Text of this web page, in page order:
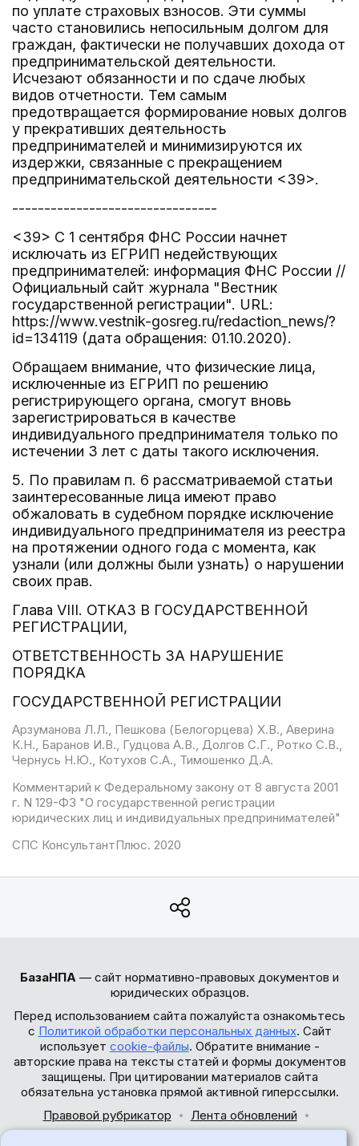
по уплате страховых взносов. Эти суммы
часто становились непосильным долгом для
граждан, фактически не получавших дохода от
предпринимательской деятельности.
Исчезают обязанности и по сдаче любых
видов отчетности. Тем самым
предотвращается формирование новых долгов
у прекративших деятельность
предпринимателей и минимизируются их
издержки, связанные с прекращением
предпринимательской деятельности <39>.
--------------------------------
<39> С 1 сентября ФНС России начнет
исключать из ЕГРИП недействующих
предпринимателей: информация ФНС России //
Официальный сайт журнала "Вестник
государственной регистрации". URL:
https://www.vestnik-gosreg.ru/redaction_news/?
id=134119 (дата обращения: 01.10.2020).
Обращаем внимание, что физические лица,
исключенные из ЕГРИП по решению
регистрирующего органа, смогут вновь
зарегистрироваться в качестве
индивидуального предпринимателя только по
истечении 3 лет с даты такого исключения.
5. По правилам п. 6 рассматриваемой статьи
заинтересованные лица имеют право
обжаловать в судебном порядке исключение
индивидуального предпринимателя из реестра
на протяжении одного года с момента, как
узнали (или должны были узнать) о нарушении
своих прав.
Глава VIII. ОТКАЗ В ГОСУДАРСТВЕННОЙ
РЕГИСТРАЦИИ,
ОТВЕТСТВЕННОСТЬ ЗА НАРУШЕНИЕ
ПОРЯДКА
ГОСУДАРСТВЕННОЙ РЕГИСТРАЦИИ
Арзуманова Л.Л., Пешкова (Белогорцева) Х.В., Аверина
К.Н., Баранов И.В., Гудцова А.В., Долгов С.Г., Ротко С.В.,
Чернусь Н.Ю., Котухов С.А., Тимошенко Д.А.
Комментарий к Федеральному закону от 8 августа 2001
г. N 129-ФЗ "О государственной регистрации
юридических лиц и индивидуальных предпринимателей"
СПС КонсультантПлюс. 2020
БазаНПА — сайт нормативно-правовых документов и
юридических образцов.
Перед использованием сайта пожалуйста ознакомьтесь
с Политикой обработки персональных данных. Сайт
использует cookie-файлы. Обратите внимание -
авторские права на тексты статей и формы документов
защищены. При цитировании материалов сайта
обязательна установка прямой активной гиперссылки.
Правовой рубрикатор
Лента обновлений